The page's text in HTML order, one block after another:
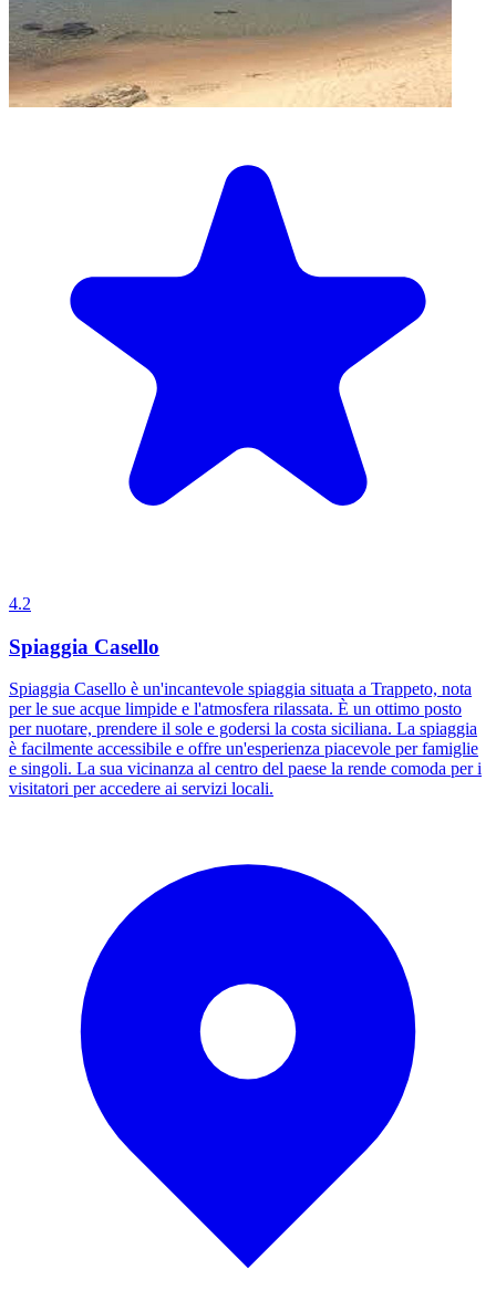
4.2
Spiaggia Casello
Spiaggia Casello è un'incantevole spiaggia situata a Trappeto, nota
per le sue acque limpide e l'atmosfera rilassata. È un ottimo posto
per nuotare, prendere il sole e godersi la costa siciliana. La spiaggia
è facilmente accessibile e offre un'esperienza piacevole per famiglie
e singoli. La sua vicinanza al centro del paese la rende comoda per i
visitatori per accedere ai servizi locali.